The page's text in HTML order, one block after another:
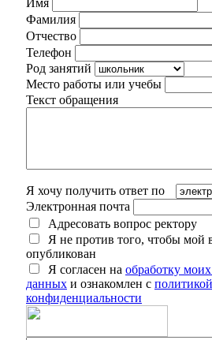
Фамилия
Отчество
Телефон
Род занятий
Место работы или учебы
Текст обращения
Я хочу получить ответ по
Электронная почта
Адресовать вопрос ректору
Я не против того, чтобы мой
опубликован
Я согласен на обработку
данных и ознакомлен с политикой
конфиденциальности